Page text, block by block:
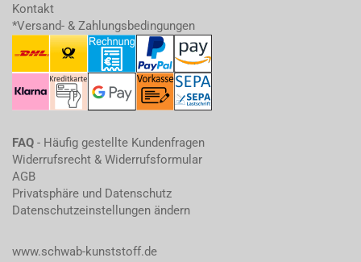
Kontakt
*Versand- & Zahlungsbedingungen
FAQ - Häufig gestellte Kundenfragen
Widerrufsrecht & Widerrufsformular
AGB
Privatsphäre und Datenschutz
Datenschutzeinstellungen ändern
www.schwab-kunststoff.de